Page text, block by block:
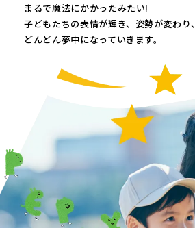
まるで魔法にかかったみたい!
子どもたちの表情が輝き、 姿勢が変わり、
どんどん夢中になっていきます。